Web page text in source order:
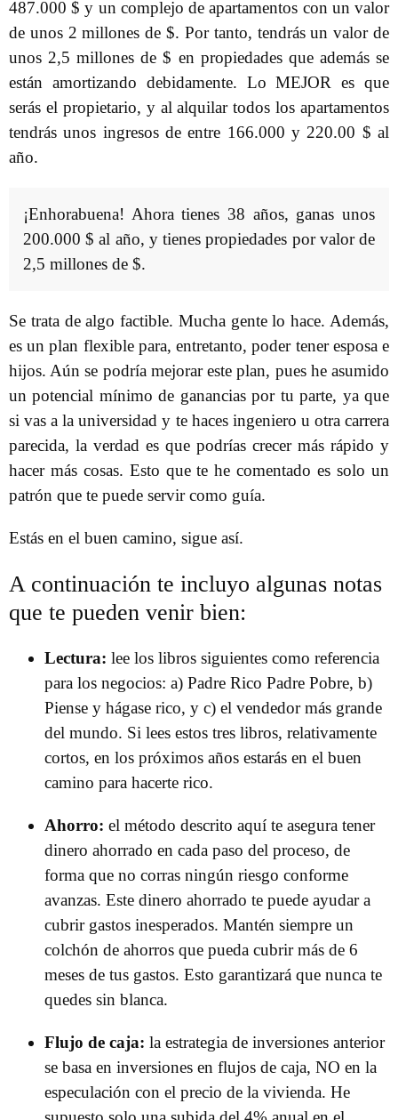
487.000 $ y un complejo de apartamentos con un valor
de unos 2 millones de $. Por tanto, tendrás un valor de
unos 2,5 millones de $ en propiedades que además se
están amortizando debidamente. Lo MEJOR es que
serás el propietario, y al alquilar todos los apartamentos
tendrás unos ingresos de entre 166.000 y 220.00 $ al
año.
¡Enhorabuena! Ahora tienes 38 años, ganas unos
200.000 $ al año, y tienes propiedades por valor de
2,5 millones de $.
Se trata de algo factible. Mucha gente lo hace. Además,
es un plan flexible para, entretanto, poder tener esposa e
hijos. Aún se podría mejorar este plan, pues he asumido
un potencial mínimo de ganancias por tu parte, ya que
si vas a la universidad y te haces ingeniero u otra carrera
parecida, la verdad es que podrías crecer más rápido y
hacer más cosas. Esto que te he comentado es solo un
patrón que te puede servir como guía.
Estás en el buen camino, sigue así.
A continuación te incluyo algunas notas
que te pueden venir bien:
Lectura: lee los libros siguientes como referencia
para los negocios: a) Padre Rico Padre Pobre, b)
Piense y hágase rico, y c) el vendedor más grande
del mundo. Si lees estos tres libros, relativamente
cortos, en los próximos años estarás en el buen
camino para hacerte rico.
Ahorro: el método descrito aquí te asegura tener
dinero ahorrado en cada paso del proceso, de
forma que no corras ningún riesgo conforme
avanzas. Este dinero ahorrado te puede ayudar a
cubrir gastos inesperados. Mantén siempre un
colchón de ahorros que pueda cubrir más de 6
meses de tus gastos. Esto garantizará que nunca te
quedes sin blanca.
Flujo de caja: la estrategia de inversiones anterior
se basa en inversiones en flujos de caja, NO en la
especulación con el precio de la vivienda. He